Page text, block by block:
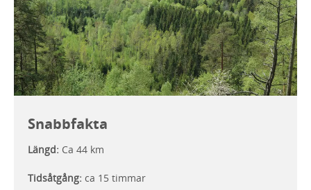
Snabbfakta
Längd: Ca 44 km
Tidsåtgång: ca 15 timmar